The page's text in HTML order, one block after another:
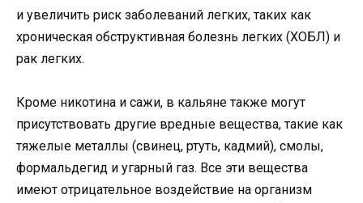
и увеличить риск заболеваний легких, таких как
хроническая обструктивная болезнь легких (ХОБЛ) и
рак легких.
Кроме никотина и сажи, в кальяне также могут
присутствовать другие вредные вещества, такие как
тяжелые металлы (свинец, ртуть, кадмий), смолы,
формальдегид и угарный газ. Все эти вещества
имеют отрицательное воздействие на организм